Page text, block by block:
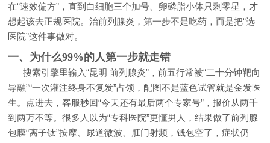
在“速效偏方”，直到白细胞三个加号、卵磷脂小体只剩零星，才
想起该去正规医院。治前列腺炎，第一步不是吃药，而是把“选
医院”这件事做对。
一、为什么99%的人第一步就走错
搜索引擎里输入“昆明 前列腺炎”，前五行常被“二十分钟靶向
导融”“一次灌注终身不复发”占领，配图不是蓝色试管就是金发医
生。点进去，客服秒回“今天还有最后两个专家号”，报价从两千
到两万不等。很多人以为“专科医院”更懂男人，结果做了前列腺
包膜“离子钛”按摩、尿道微波、肛门射频，钱包空了，症状仍